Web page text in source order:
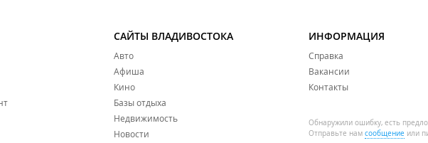
САЙТЫ ВЛАДИВОСТОКА
Авто
Афиша
Кино
Базы отдыха
Недвижимость
Новости
ИНФОРМАЦИЯ
Справка
Вакансии
Контакты
Обнаружили ошибку, есть
Отправьте нам сообщение или